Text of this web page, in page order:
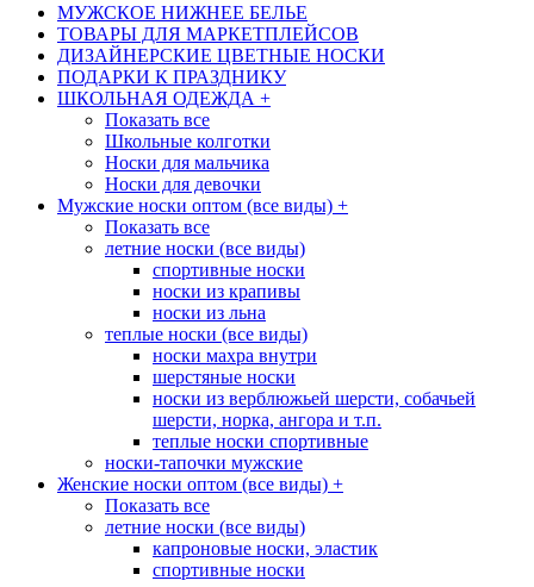
МУЖСКОЕ НИЖНЕЕ БЕЛЬЕ
ТОВАРЫ ДЛЯ МАРКЕТПЛЕЙСОВ
ДИЗАЙНЕРСКИЕ ЦВЕТНЫЕ НОСКИ
ПОДАРКИ К ПРАЗДНИКУ
ШКОЛЬНАЯ ОДЕЖДА +
Показать все
Школьные колготки
Носки для мальчика
Носки для девочки
Мужские носки оптом (все виды) +
Показать все
летние носки (все виды)
спортивные носки
носки из крапивы
носки из льна
теплые носки (все виды)
носки махра внутри
шерстяные носки
носки из верблюжьей шерсти, собачьей
шерсти, норка, ангора и т.п.
теплые носки спортивные
носки-тапочки мужские
Женские носки оптом (все виды) +
Показать все
летние носки (все виды)
капроновые носки, эластик
спортивные носки